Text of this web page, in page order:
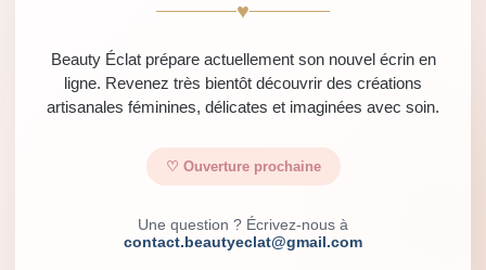
♥
Beauty Éclat prépare actuellement son nouvel écrin en
ligne. Revenez très bientôt découvrir des créations
artisanales féminines, délicates et imaginées avec soin.
♡ Ouverture prochaine
Une question ? Écrivez-nous à
contact.beautyeclat@gmail.com